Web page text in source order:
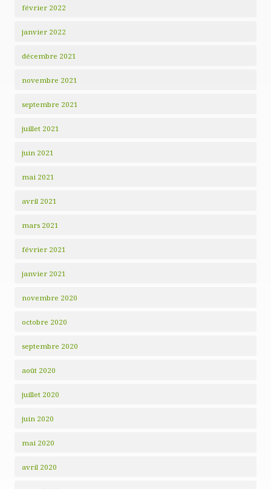
février 2022
janvier 2022
décembre 2021
novembre 2021
septembre 2021
juillet 2021
juin 2021
mai 2021
avril 2021
mars 2021
février 2021
janvier 2021
novembre 2020
octobre 2020
septembre 2020
août 2020
juillet 2020
juin 2020
mai 2020
avril 2020